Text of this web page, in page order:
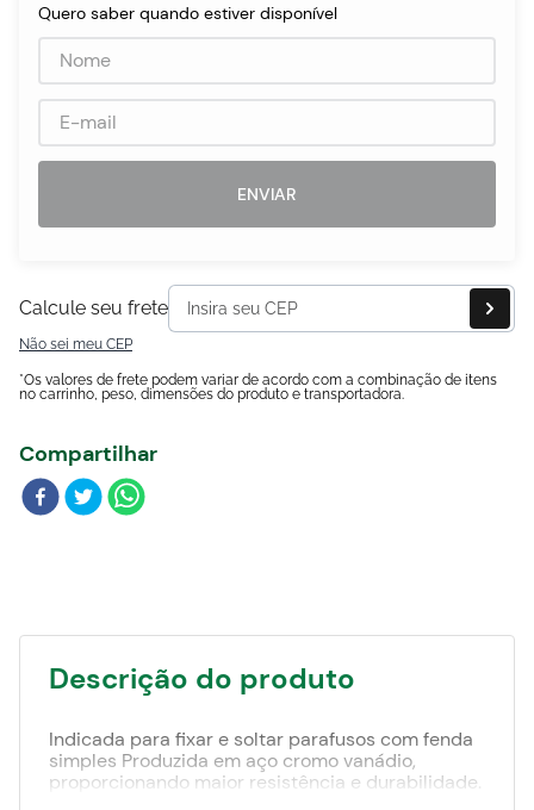
Quero saber quando estiver disponível
ENVIAR
Calcule seu frete
Não sei meu CEP
*Os valores de frete podem variar de acordo com a combinação de itens
no carrinho, peso, dimensões do produto e transportadora.
Compartilhar
Descrição do produto
Indicada para fixar e soltar parafusos com fenda
simples Produzida em aço cromo vanádio,
proporcionando maior resistência e durabilidade.
Blog